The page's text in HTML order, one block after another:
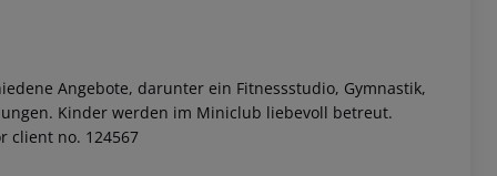
Angebote, darunter ein Fitnessstudio, Gymnastik,
Kinder werden im Miniclub liebevoll betreut.
client no. 124567